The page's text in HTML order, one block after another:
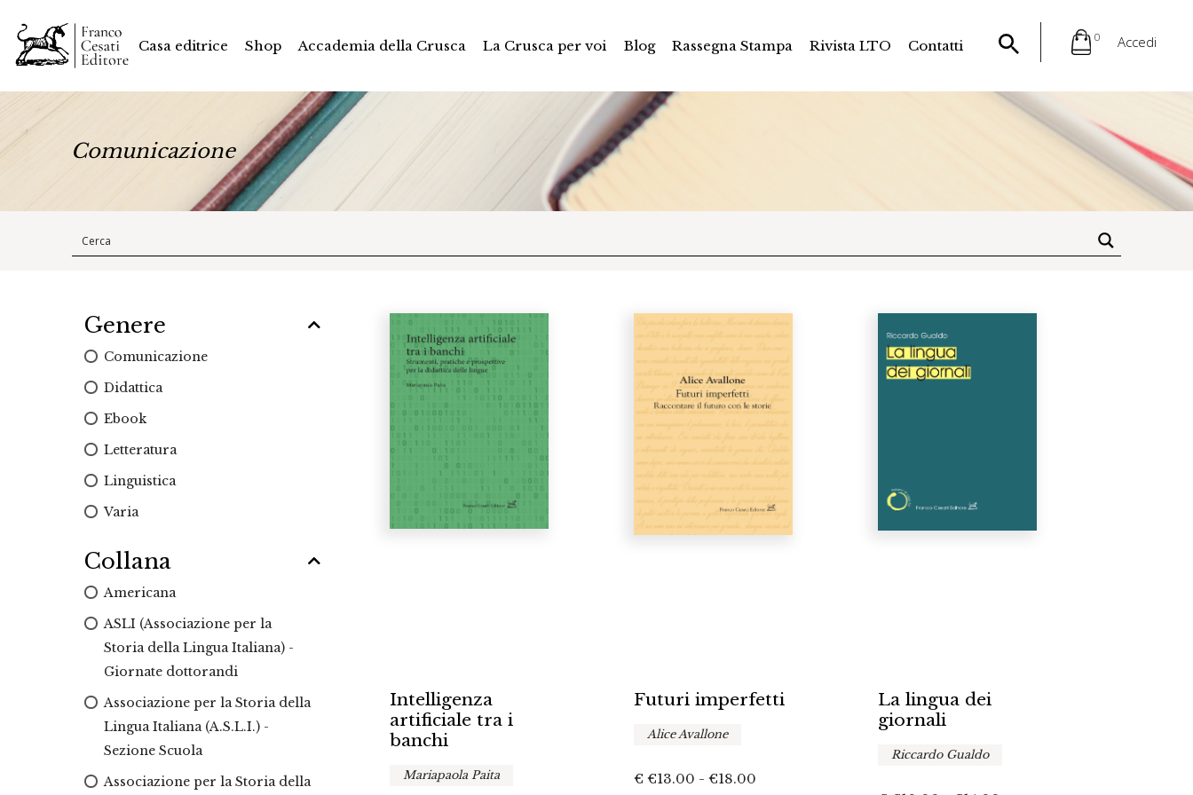
Casa editrice Shop Accademia della Crusca La Crusca per voi Blog Rassegna Stampa Rivista LTO Contatti
0 Accedi
Comunicazione
Genere
Comunicazione
Didattica
Ebook
Letteratura
Linguistica
Varia
Collana
Americana
ASLI (Associazione per la
Storia della Lingua Italiana) -
Giornate dottorandi
Associazione per la Storia della
Lingua Italiana (A.S.L.I.) -
Sezione Scuola
Associazione per la Storia della
Intelligenza
artificiale tra i
banchi
Mariapaola Paita
Futuri imperfetti
Alice Avallone
€ €13.00 - €18.00Fascia
La lingua dei
giornali
Riccardo Gualdo